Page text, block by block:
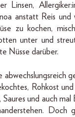
Linsen,
anstatt Reis und
zu kochen,
unter und
Nüsse darüber.
Rohkost
Saures und auch
Doch